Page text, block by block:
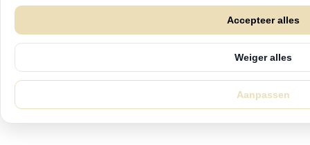
Accepteer alles
Weiger alles
Aanpassen